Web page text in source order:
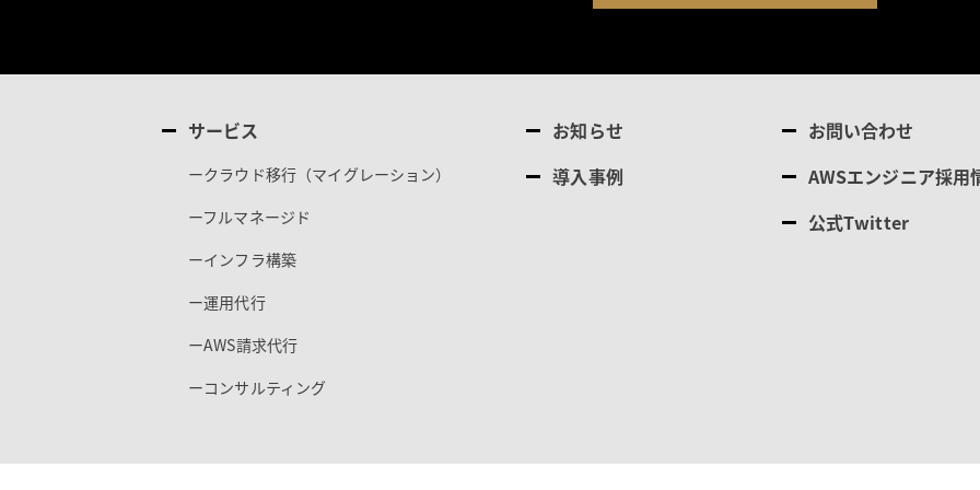
サービス
ークラウド移行（マイグレーション）
ーフルマネージド
ーインフラ構築
ー運用代行
ーAWS請求代行
ーコンサルティング
お知らせ
導入事例
お問い合わせ
AWSエンジニア採用
公式Twitter